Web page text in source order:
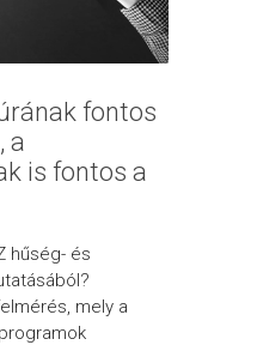
fontos
a
is fontos a
hűség- és
mely a